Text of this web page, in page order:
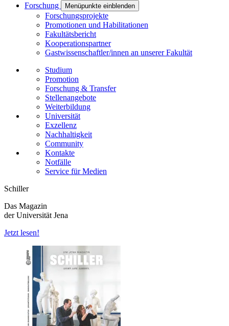
Forschung
Menüpunkte einblenden
Forschungsprojekte
Promotionen und Habilitationen
Fakultätsbericht
Kooperationspartner
Gastwissenschaftler/innen an unserer Fakultät
Studium
Promotion
Forschung & Transfer
Stellenangebote
Weiterbildung
Universität
Exzellenz
Nachhaltigkeit
Community
Kontakte
Notfälle
Service für Medien
Schiller
Das Magazin
der Universität Jena
Jetzt lesen!